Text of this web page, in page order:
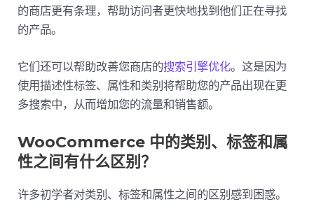
的商店更有条理，帮助访问者更快地找到他们正在寻找
的产品。
它们还可以帮助改善您商店的搜索引擎优化。这是因为
使用描述性标签、属性和类别将帮助您的产品出现在更
多搜索中，从而增加您的流量和销售额。
WooCommerce 中的类别、标签和属
性之间有什么区别？
许多初学者对类别、标签和属性之间的区别感到困惑。